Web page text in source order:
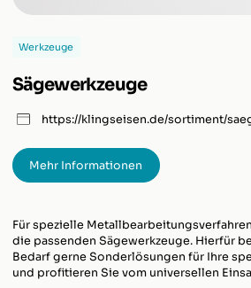
Werkzeuge
Sägewerkzeuge
https://klingseisen.de/sortiment/
Mehr Informationen
Für spezielle
die passenden Sägewerkzeuge. Hierfür
Bedarf gerne Sonderlösungen für Ihre
und profitieren Sie vom universellen